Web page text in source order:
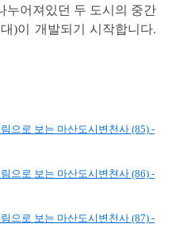
누어져있던 두 도시의 중간
)이 개발되기 시작합니다.
으로 보는 마산도시변천사 (85) -
으로 보는 마산도시변쳔사 (86) -
으로 보는 마산도시변천사 (87) -